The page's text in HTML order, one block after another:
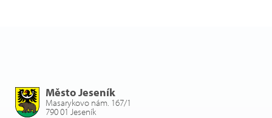
Město Jeseník
Masarykovo nám. 167/1
790 01 Jeseník